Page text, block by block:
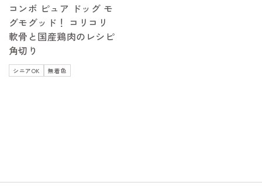
コンボ ピュア ドッグ モ
グモグッド！ コリコリ
軟骨と国産鶏肉のレシピ
角切り
シニアOK 無着色